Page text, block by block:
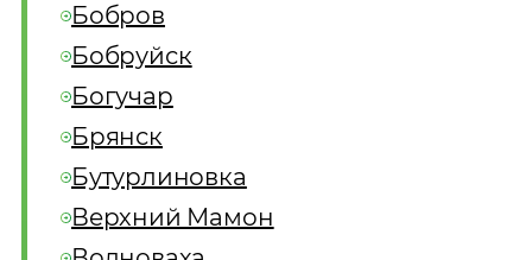
Бобров
Бобруйск
Богучар
Брянск
Бутурлиновка
Верхний Мамон